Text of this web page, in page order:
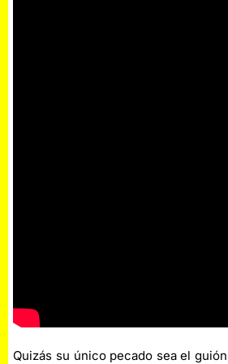
Quizás su único pecado sea el